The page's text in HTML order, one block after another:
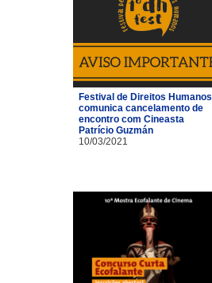
Festival de Direitos Humanos
comunica cancelamento de
encontro com Cineasta
Patrício Guzmán
10/03/2021